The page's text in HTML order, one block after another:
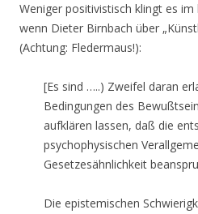
Weniger positivistisch klingt es
wenn Dieter Birnbach über
(Achtung: Fledermaus!):
[Es sind …..) Zweifel daran
Bedingungen des
aufklären lassen, daß die
psychophysischen
Gesetzesähnlichkeit
Die epistemischen